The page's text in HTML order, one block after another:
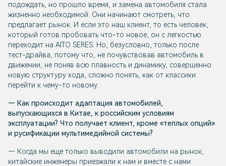
подождать, но прошло время, и замена автомобиля стала
жизненно необходимой. Они начинают смотреть, что
предлагает рынок. И если это наш клиент, то есть человек,
который готов пробовать что-то новое, он с легкостью
переходит на AITO SERES. Но, безусловно, только после
тест-драйва, потому что, не почувствовав автомобиль в
движении, не поняв всю плавность и динамику, совершенно
новую структуру хода, сложно понять, как от классики
перейти к чему-то новому.
— Как происходит адаптация автомобилей,
выпускающихся в Китае, к российским условиям
эксплуатации? Что получает клиент, кроме «теплых опций»
и русификации мультимедийной системы?
— Когда мы еще только выводили автомобили на рынок,
китайские инженеры приезжали к нам и вместе с нами